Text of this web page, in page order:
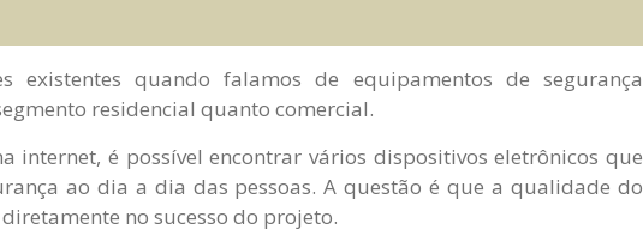
existentes quando falamos de equipamentos de segurança
residencial quanto comercial.
internet, é possível encontrar vários dispositivos eletrônicos que
ao dia a dia das pessoas. A questão é que a qualidade do
no sucesso do projeto.